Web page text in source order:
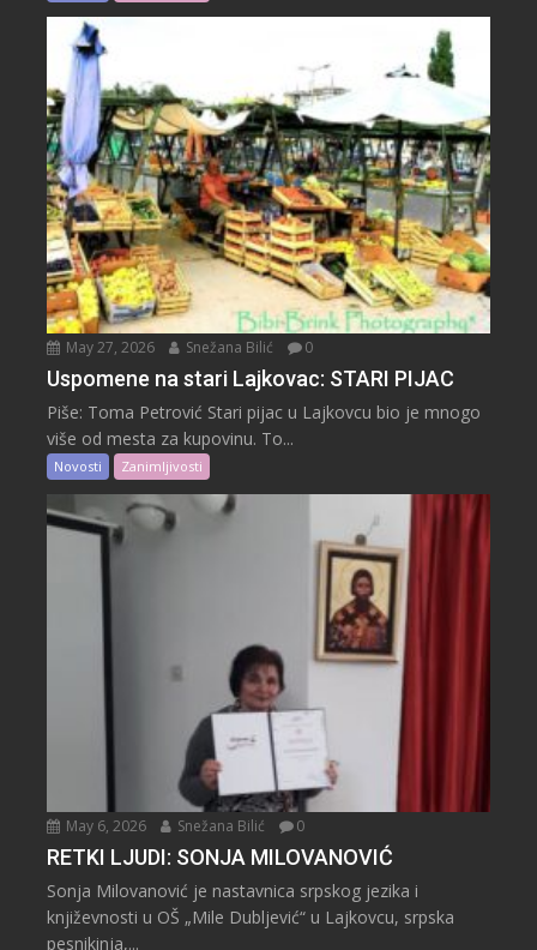
May 27, 2026 Snežana Bilić 0
Uspomene na stari Lajkovac: STARI PIJAC
Piše: Toma Petrović Stari pijac u Lajkovcu bio je mnogo
više od mesta za kupovinu. To...
Novosti Zanimljivosti
May 6, 2026 Snežana Bilić 0
RETKI LJUDI: SONJA MILOVANOVIĆ
Sonja Milovanović je nastavnica srpskog jezika i
književnosti u OŠ „Mile Dubljević“ u Lajkovcu, srpska
pesnikinja,...